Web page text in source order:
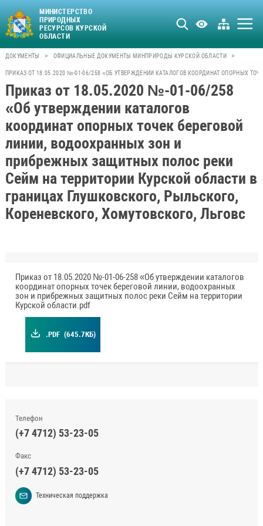
МИНИСТЕРСТВО
ПРИРОДНЫХ
РЕСУРСОВ КУРСКОЙ
ОБЛАСТИ
ДОКУМЕНТЫ > ОФИЦИАЛЬНЫЕ ДОКУМЕНТЫ МИНПРИРОДЫ КУРСКОЙ ОБЛАСТИ >
ПРИКАЗ ОТ 18.05.2020 №-01-06/258 «ОБ УТВЕРЖДЕНИИ КАТАЛОГОВ КООРДИНАТ ОПОРНЫХ
Приказ от 18.05.2020 №-01-06/258
«Об утверждении каталогов
координат опорных точек береговой
линии, водоохранных зон и
прибрежных защитных полос реки
Сейм на территории Курской области в
границах Глушковского, Рыльского,
Кореневского, Хомутовского, Льговс
Приказ от 18.05.2020 №-01-06-258 «Об утверждении каталогов
координат опорных точек береговой линии, водоохранных
зон и прибрежных защитных полос реки Сейм на территории
Курской области.pdf
.PDF (645.7КБ)
Телефон
(+7 4712) 53-23-05
Факс
(+7 4712) 53-23-05
Техническая поддержка